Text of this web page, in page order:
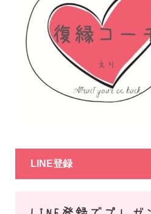
LINE登録